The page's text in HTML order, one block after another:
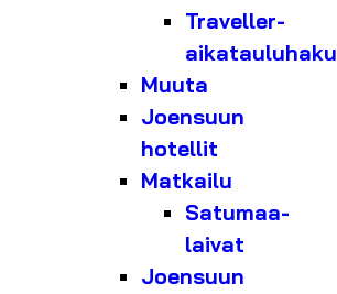
Traveller-
aikatauluhaku
Muuta
Joensuun
hotellit
Matkailu
Satumaa-
laivat
Joensuun